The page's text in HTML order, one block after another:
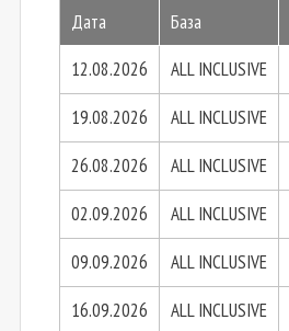
Дата
База
12.08.2026
ALL INCLUSIVE
19.08.2026
ALL INCLUSIVE
26.08.2026
ALL INCLUSIVE
02.09.2026
ALL INCLUSIVE
09.09.2026
ALL INCLUSIVE
16.09.2026
ALL INCLUSIVE